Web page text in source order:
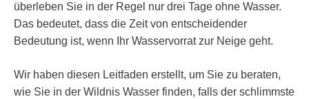
überleben Sie in der Regel nur drei Tage ohne Wasser.
Das bedeutet, dass die Zeit von entscheidender
Bedeutung ist, wenn Ihr Wasservorrat zur Neige geht.
Wir haben diesen Leitfaden erstellt, um Sie zu beraten,
wie Sie in der Wildnis Wasser finden, falls der schlimmste